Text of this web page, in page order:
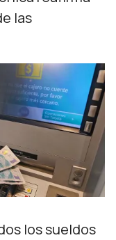
las
los sueldos